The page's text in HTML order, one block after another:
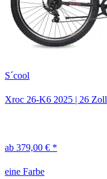
S´cool
Xroc 26-K6 2025 | 26 Zoll
ab 379,00 € *
eine Farbe